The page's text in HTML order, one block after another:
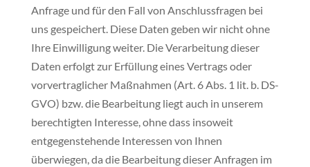
Anfrage und für den Fall von Anschlussfragen bei
uns gespeichert. Diese Daten geben wir nicht ohne
Ihre Einwilligung weiter. Die Verarbeitung dieser
Daten erfolgt zur Erfüllung eines Vertrags oder
vorvertraglicher Maßnahmen (Art. 6 Abs. 1 lit. b. DS-
GVO) bzw. die Bearbeitung liegt auch in unserem
berechtigten Interesse, ohne dass insoweit
entgegenstehende Interessen von Ihnen
überwiegen, da die Bearbeitung dieser Anfragen im